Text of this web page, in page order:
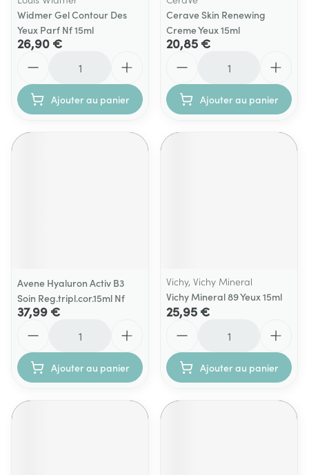
Widmer Gel Contour Des
Yeux Parf Nf 15ml
26,90 €
Ajouter au panier
Cerave Skin Renewing
Creme Yeux 15ml
20,85 €
Ajouter au panier
Avene Hyaluron Activ B3
Soin Reg.tripl.cor.15ml Nf
37,99 €
Ajouter au panier
Vichy, Vichy Mineral
Vichy Mineral 89 Yeux 15ml
25,95 €
Ajouter au panier